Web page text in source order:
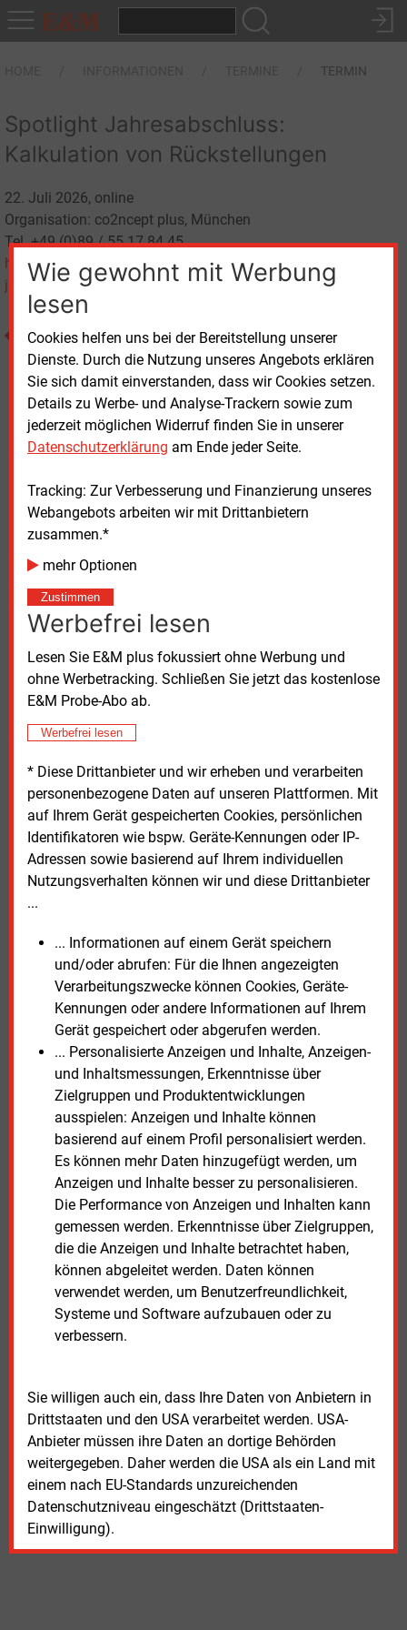
TERMIN
Wie gewohnt mit Werbung
lesen
Cookies helfen uns bei der Bereitstellung unserer
Dienste. Durch die Nutzung unseres Angebots erklären
Sie sich damit einverstanden, dass wir Cookies setzen.
Details zu Werbe- und Analyse-Trackern sowie zum
jederzeit möglichen Widerruf finden Sie in unserer
Datenschutzerklärung am Ende jeder Seite.
Tracking: Zur Verbesserung und Finanzierung unseres
Webangebots arbeiten wir mit Drittanbietern
zusammen.*
mehr Optionen
Zustimmen
Werbefrei lesen
Lesen Sie E&M plus fokussiert ohne Werbung und
ohne Werbetracking. Schließen Sie jetzt das kostenlose
E&M Probe-Abo ab.
Werbefrei lesen
* Diese Drittanbieter und wir erheben und verarbeiten
personenbezogene Daten auf unseren Plattformen. Mit
auf Ihrem Gerät gespeicherten Cookies, persönlichen
Identifikatoren wie bspw. Geräte-Kennungen oder IP-
Adressen sowie basierend auf Ihrem individuellen
Nutzungsverhalten können wir und diese Drittanbieter
...
... Informationen auf einem Gerät speichern
und/oder abrufen: Für die Ihnen angezeigten
Verarbeitungszwecke können Cookies, Geräte-
Kennungen oder andere Informationen auf Ihrem
Gerät gespeichert oder abgerufen werden.
... Personalisierte Anzeigen und Inhalte, Anzeigen-
und Inhaltsmessungen, Erkenntnisse über
Zielgruppen und Produktentwicklungen
ausspielen: Anzeigen und Inhalte können
basierend auf einem Profil personalisiert werden.
Es können mehr Daten hinzugefügt werden, um
Anzeigen und Inhalte besser zu personalisieren.
Die Performance von Anzeigen und Inhalten kann
gemessen werden. Erkenntnisse über Zielgruppen,
die die Anzeigen und Inhalte betrachtet haben,
können abgeleitet werden. Daten können
verwendet werden, um Benutzerfreundlichkeit,
Systeme und Software aufzubauen oder zu
verbessern.
Sie willigen auch ein, dass Ihre Daten von Anbietern in
Drittstaaten und den USA verarbeitet werden. USA-
Anbieter müssen ihre Daten an dortige Behörden
weitergegeben. Daher werden die USA als ein Land mit
einem nach EU-Standards unzureichenden
Datenschutzniveau eingeschätzt (Drittstaaten-
Einwilligung).
Spotlight Jahresabschluss:
Kalkulation von Rückstellungen
22. Juli 2026, online
Organisation: co2ncept plus, München
Tel. +49 (0)89 / 55 17 84 45
https://www.co2ncept-plus.de/event-details/rueckstellungen-
jahresabschluss
zurück